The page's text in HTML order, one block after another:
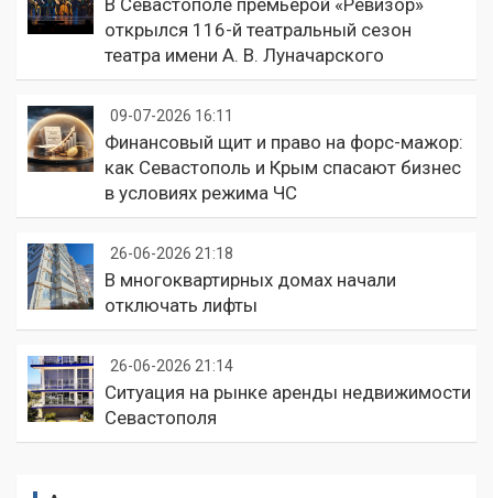
открылся 116-й театральный сезон
театра имени А. В. Луначарского
09-07-2026 16:11
Финансовый щит и право на форс-мажор:
как Севастополь и Крым спасают бизнес
в условиях режима ЧС
26-06-2026 21:18
В многоквартирных домах начали
отключать лифты
26-06-2026 21:14
Ситуация на рынке аренды недвижимости
Севастополя